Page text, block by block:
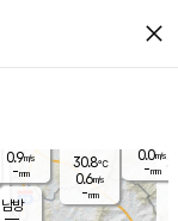
close
30.8℃
0.6m/s
-mm
0.0m/s
-mm
남방
0.9m/s
-mm